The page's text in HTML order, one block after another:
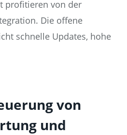
profitieren von der
Die offene
schnelle Updates, hohe
von
und